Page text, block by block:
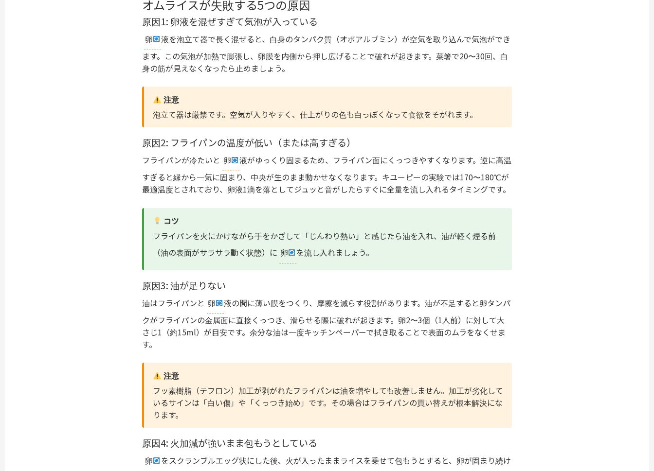
オムライスが失敗する5つの原因
原因1: 卵液を混ぜすぎて気泡が入っている
卵
液を泡立て器で長く混ぜると、白身のタンパク質（オボアルブミン）が空気を取り込んで気泡ができ
ます。この気泡が加熱で膨張し、卵膜を内側から押し広げることで破れが起きます。菜箸で20〜30回、白
身の筋が見えなくなったら止めましょう。
注意
泡立て器は厳禁です。空気が入りやすく、仕上がりの色も白っぽくなって食欲をそがれます。
原因2: フライパンの温度が低い（または高すぎる）
フライパンが冷たいと 卵
液がゆっくり固まるため、フライパン面にくっつきやすくなります。逆に高温
すぎると縁から一気に固まり、中央が生のまま動かせなくなります。キユーピーの実験では170〜180℃が
最適温度とされており、卵液1滴を落としてジュッと音がしたらすぐに全量を流し入れるタイミングです。
コツ
フライパンを火にかけながら手をかざして「じんわり熱い」と感じたら油を入れ、油が軽く煙る前
（油の表面がサラサラ動く状態）に 卵 を流し入れましょう。
原因3: 油が足りない
油はフライパンと 卵
液の間に薄い膜をつくり、摩擦を減らす役割があります。油が不足すると卵タンパ
クがフライパンの金属面に直接くっつき、滑らせる際に破れが起きます。卵2〜3個（1人前）に対して大
さじ1（約15ml）が目安です。余分な油は一度キッチンペーパーで拭き取ることで表面のムラをなくせま
す。
注意
フッ素樹脂（テフロン）加工が剥がれたフライパンは油を増やしても改善しません。加工が劣化して
いるサインは「白い傷」や「くっつき始め」です。その場合はフライパンの買い替えが根本解決にな
ります。
原因4: 火加減が強いまま包もうとしている
卵
をスクランブルエッグ状にした後、火が入ったままライスを乗せて包もうとすると、卵が固まり続け